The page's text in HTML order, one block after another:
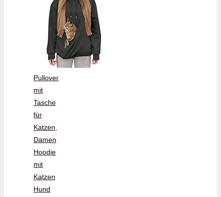
Pullover
mit
Tasche
für
Katzen,
Damen
Hoodie
mit
Katzen
Hund